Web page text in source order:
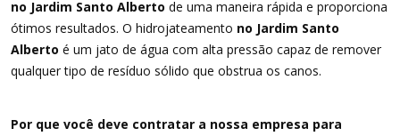
no Jardim Santo Alberto de uma maneira rápida e proporciona
ótimos resultados. O hidrojateamento no Jardim Santo
Alberto é um jato de água com alta pressão capaz de remover
qualquer tipo de resíduo sólido que obstrua os canos.
Por que você deve contratar a nossa empresa para